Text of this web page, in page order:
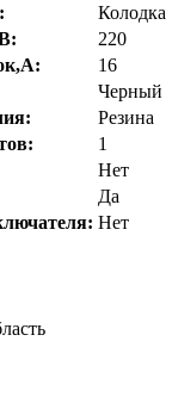
Колодка
220
16
Черный
Резина
1
Нет
Да
Нет